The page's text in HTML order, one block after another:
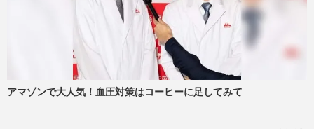
アマゾンで大人気！血圧対策はコーヒーに足してみて